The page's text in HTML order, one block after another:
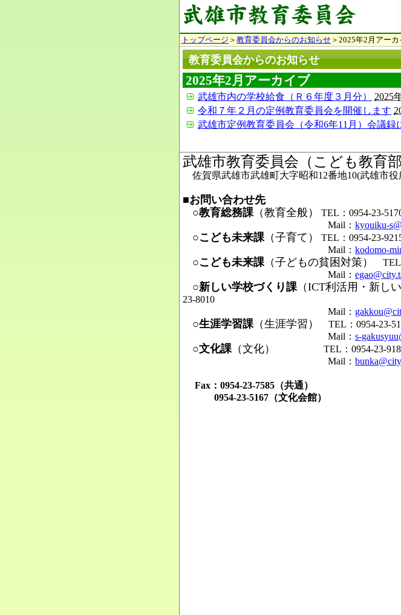
トップページ ＞ 教育委員会からのお知らせ ＞2025年2月アーカ
教育委員会からのお知らせ
2025年2月アーカイブ
武雄市内の学校給食（Ｒ６年度３月分）
2025
令和７年２月の定例教育委員会を開催します
武雄市定例教育委員会（令和6年11月）会議録
武雄市教育委員会（こども教育部
佐賀県武雄市武雄町大字昭和12番地10(武雄市役
■お問い合わせ先
○教育総務課（教育全般）
TEL：0954-23-
Mail： kyouiku-
○こども未来課（子育て）
TEL：0954-23-
Mail： kodomo-
○こども未来課（子どもの貧困対策）
TEL
Mail：
○新しい学校づくり課（ICT利活用・新しい
23-8010
Mail：
○生涯学習課（生涯学習）
TEL：0954-23-
Mail： s-
○文化課（文化）
TEL：0954-23-
Mail：
Fax：0954-23-7585（共通）
0954-23-5167（文化会館）